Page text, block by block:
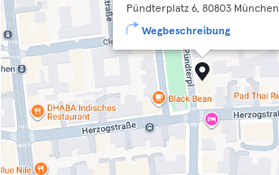
Pündterplatz 6, 80803 München
Wegbeschreibung